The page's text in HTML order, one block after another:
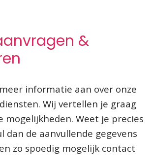
&
informatie aan over onze
Wij vertellen je graag
mogelijkheden. Weet je precies
dan de aanvullende gegevens
zo spoedig mogelijk contact